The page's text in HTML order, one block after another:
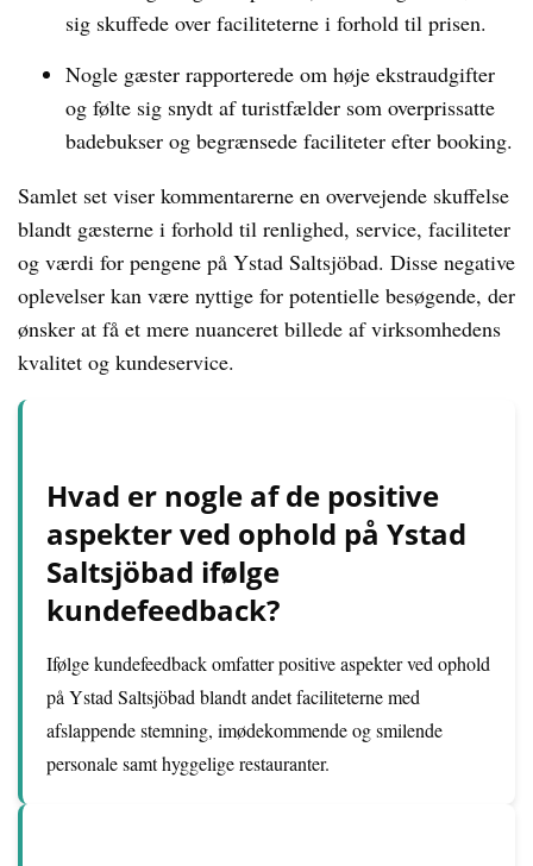
sig skuffede over faciliteterne i forhold til prisen.
Nogle gæster rapporterede om høje ekstraudgifter
og følte sig snydt af turistfælder som overprissatte
badebukser og begrænsede faciliteter efter booking.
Samlet set viser kommentarerne en overvejende skuffelse
blandt gæsterne i forhold til renlighed, service, faciliteter
og værdi for pengene på Ystad Saltsjöbad. Disse negative
oplevelser kan være nyttige for potentielle besøgende, der
ønsker at få et mere nuanceret billede af virksomhedens
kvalitet og kundeservice.
Hvad er nogle af de positive
aspekter ved ophold på Ystad
Saltsjöbad ifølge
kundefeedback?
Ifølge kundefeedback omfatter positive aspekter ved ophold
på Ystad Saltsjöbad blandt andet faciliteterne med
afslappende stemning, imødekommende og smilende
personale samt hyggelige restauranter.